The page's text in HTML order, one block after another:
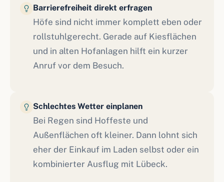
Barrierefreiheit direkt erfragen
Höfe sind nicht immer komplett eben oder
rollstuhlgerecht. Gerade auf Kiesflächen
und in alten Hofanlagen hilft ein kurzer
Anruf vor dem Besuch.
Schlechtes Wetter einplanen
Bei Regen sind Hoffeste und
Außenflächen oft kleiner. Dann lohnt sich
eher der Einkauf im Laden selbst oder ein
kombinierter Ausflug mit Lübeck.